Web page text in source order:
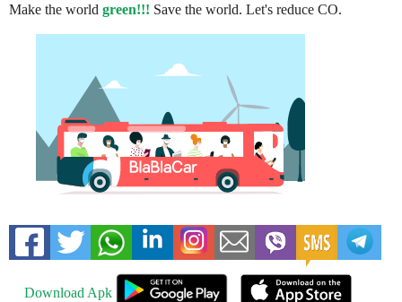
Make the world green!!! Save the world. Let's reduce CO.
Download Apk